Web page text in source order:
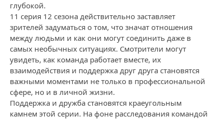
глубокой.
11 серия 12 сезона действительно заставляет
зрителей задуматься о том, что значат отношения
между людьми и как они могут соединить даже в
самых необычных ситуациях. Смотрители могут
увидеть, как команда работает вместе, их
взаимодействия и поддержка друг друга становятся
важными моментами не только в профессиональной
сфере, но и в личной жизни.
Поддержка и дружба становятся краеугольным
камнем этой серии. На фоне расследования командой